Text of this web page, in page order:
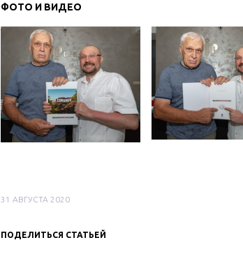
ФОТО И ВИДЕО
31 АВГУСТА 2020
ПОДЕЛИТЬСЯ СТАТЬЕЙ